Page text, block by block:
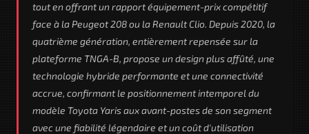
tout en offrant un rapport équipement-prix compétitif
face à la Peugeot 208 ou la Renault Clio. Depuis 2020, la
quatrième génération, entièrement repensée sur la
plateforme TNGA-B, propose un design plus affûté, une
technologie hybride performante et une connectivité
accrue, confirmant le positionnement intemporel du
modèle Toyota Yaris aux avant-postes de son segment
avec une fiabilité légendaire et un coût d'utilisation